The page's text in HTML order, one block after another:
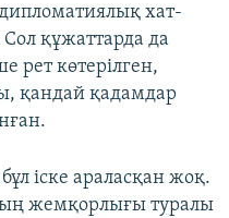
дипломатиялық хат-
құжаттарда да
рет көтерілген,
қандай қадамдар
іске араласқан жоқ.
жемқорлығы туралы